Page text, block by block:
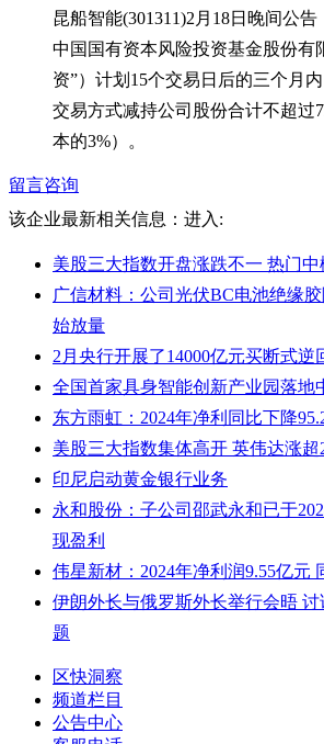
昆船智能(301311)2月18日晚间公
中国国有资本风险投资基金股份有
资”）计划15个交易日后的三个月
交易方式减持公司股份合计不超过
本的3%）。
留言咨询
该企业最新相关信息： 进入:
美股三大指数开盘涨跌不一 热门
广信材料：公司光伏BC电池绝缘
始放量
2月央行开展了14000亿元买断式逆
全国首家具身智能创新产业园落地
东方雨虹：2024年净利同比下降
美股三大指数集体高开 英伟达涨超
印尼启动黄金银行业务
永和股份：子公司邵武永和已于
现盈利
伟星新材：2024年净利润9.55亿元
伊朗外长与俄罗斯外长举行会晤
题
区快洞察
频道栏目
公告中心